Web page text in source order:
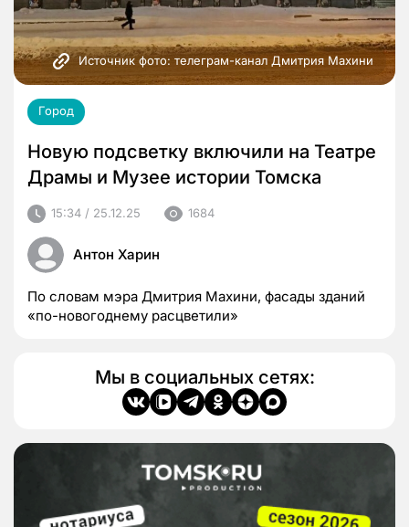
Источник фото: телеграм-канал Дмитрия Махини
Город
Новую подсветку включили на Театре
Драмы и Музее истории Томска
15:34 / 25.12.25 1684
Антон Харин
По словам мэра Дмитрия Махини, фасады зданий
«по-новогоднему расцветили»
Мы в социальных сетях: